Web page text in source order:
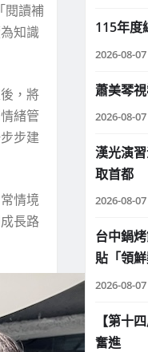
閱讀補
知識
，將
緒管
步建
情境
長路
115年度
2026-08-07
蕭美琴
2026-08-07
漢光演
取首都
2026-08-07
台中鍋
貼「領
2026-08-07
【第十
奮進